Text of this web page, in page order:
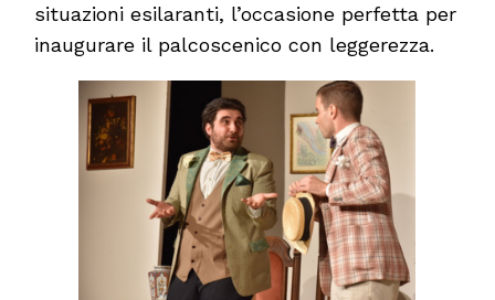
situazioni esilaranti, l’occasione perfetta per
inaugurare il palcoscenico con leggerezza.